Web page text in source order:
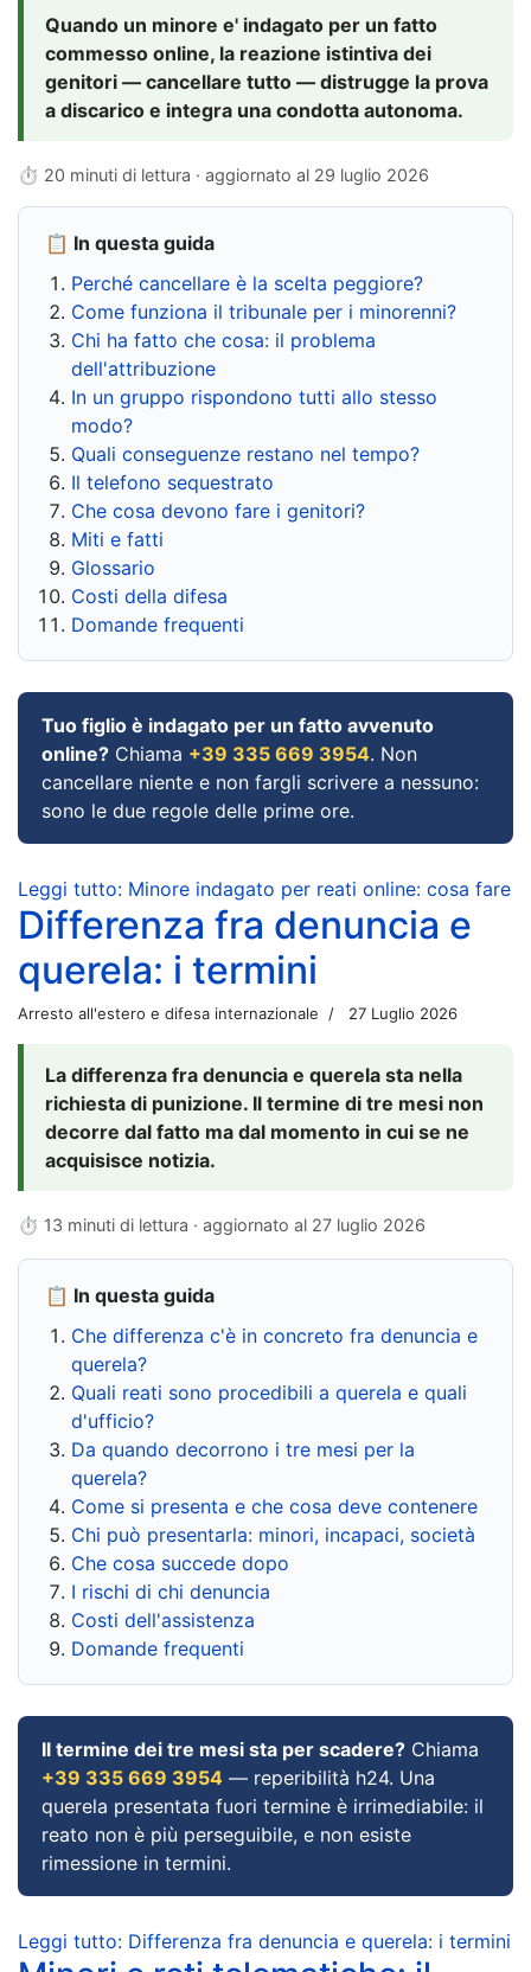
Quando un minore e' indagato per un fatto
commesso online, la reazione istintiva dei
genitori — cancellare tutto — distrugge la prova
a discarico e integra una condotta autonoma.
⏱ 20 minuti di lettura · aggiornato al 29 luglio 2026
📋 In questa guida
Perché cancellare è la scelta peggiore?
Come funziona il tribunale per i minorenni?
Chi ha fatto che cosa: il problema
dell'attribuzione
In un gruppo rispondono tutti allo stesso
modo?
Quali conseguenze restano nel tempo?
Il telefono sequestrato
Che cosa devono fare i genitori?
Miti e fatti
Glossario
Costi della difesa
Domande frequenti
Tuo figlio è indagato per un fatto avvenuto
online? Chiama +39 335 669 3954. Non
cancellare niente e non fargli scrivere a nessuno:
sono le due regole delle prime ore.
Leggi tutto: Minore indagato per reati online: cosa fare
Differenza fra denuncia e
querela: i termini
Arresto all'estero e difesa internazionale 27 Luglio 2026
La differenza fra denuncia e querela sta nella
richiesta di punizione. Il termine di tre mesi non
decorre dal fatto ma dal momento in cui se ne
acquisisce notizia.
⏱ 13 minuti di lettura · aggiornato al 27 luglio 2026
📋 In questa guida
Che differenza c'è in concreto fra denuncia e
querela?
Quali reati sono procedibili a querela e quali
d'ufficio?
Da quando decorrono i tre mesi per la
querela?
Come si presenta e che cosa deve contenere
Chi può presentarla: minori, incapaci, società
Che cosa succede dopo
I rischi di chi denuncia
Costi dell'assistenza
Domande frequenti
Il termine dei tre mesi sta per scadere? Chiama
+39 335 669 3954 — reperibilità h24. Una
querela presentata fuori termine è irrimediabile: il
reato non è più perseguibile, e non esiste
rimessione in termini.
Leggi tutto: Differenza fra denuncia e querela: i termini